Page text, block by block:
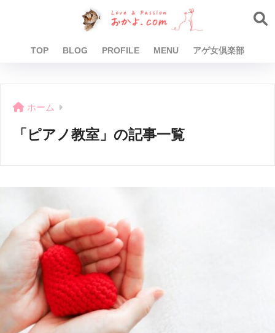
TOP BLOG PROFILE MENU アゲ女倶楽部
ホーム
「ピアノ教室」の記事一覧